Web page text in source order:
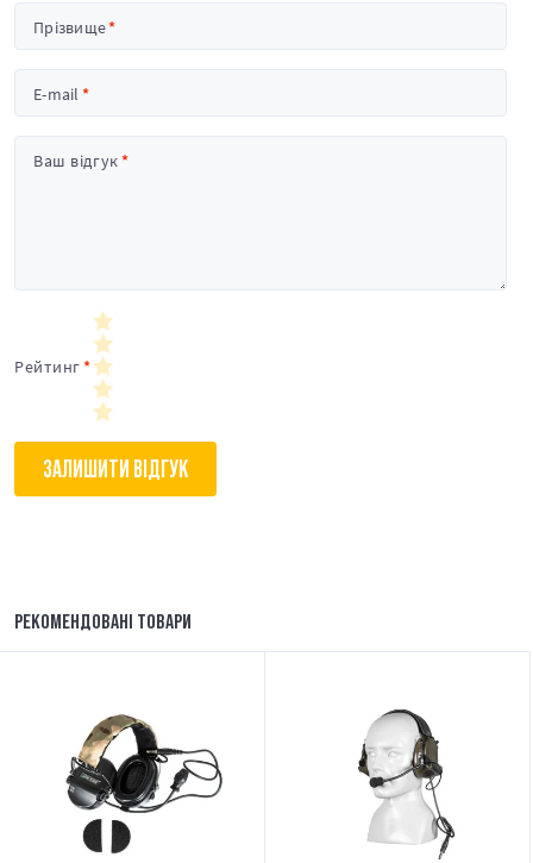
Прізвище
E-mail
Ваш відгук
Рейтинг
ЗАЛИШИТИ ВІДГУК
РЕКОМЕНДОВАНІ ТОВАРИ